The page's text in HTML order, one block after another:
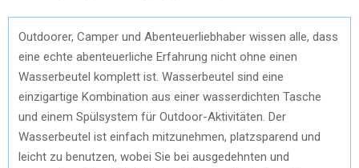
Outdoorer, Camper und Abenteuerliebhaber wissen alle, dass
eine echte abenteuerliche Erfahrung nicht ohne einen
Wasserbeutel komplett ist. Wasserbeutel sind eine
einzigartige Kombination aus einer wasserdichten Tasche
und einem Spülsystem für Outdoor-Aktivitäten. Der
Wasserbeutel ist einfach mitzunehmen, platzsparend und
leicht zu benutzen, wobei Sie bei ausgedehnten und